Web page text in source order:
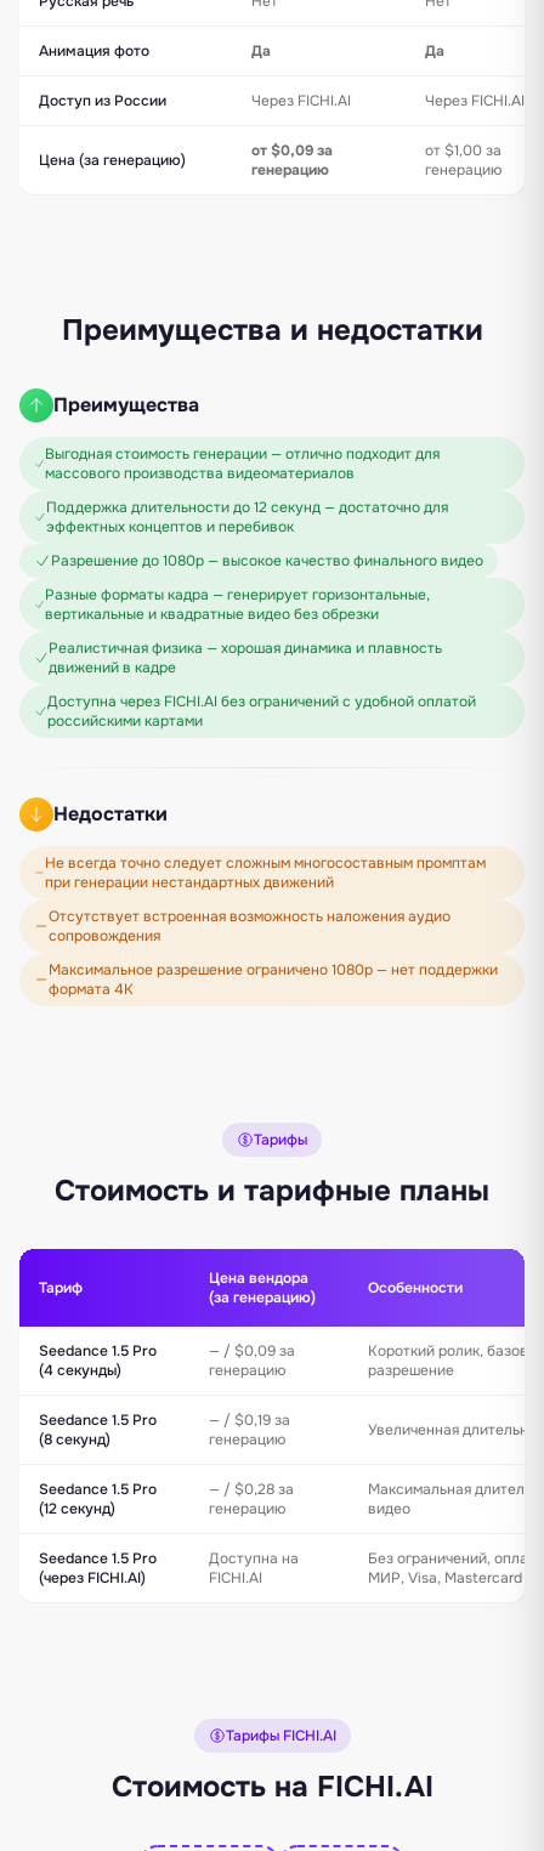
Анимация фото Да Да
Доступ из России Через FICHI.AI Через FICHI.AI
Цена (за генерацию)
от $0,09 за
генерацию
от $1,00 за
генерацию
Преимущества и недостатки
Преимущества
Выгодная стоимость генерации — отлично подходит для
массового производства видеоматериалов
Поддержка длительности до 12 секунд — достаточно для
эффектных концептов и перебивок
Разрешение до 1080p — высокое качество финального видео
Разные форматы кадра — генерирует горизонтальные,
вертикальные и квадратные видео без обрезки
Реалистичная физика — хорошая динамика и плавность
движений в кадре
Доступна через FICHI.AI без ограничений с удобной оплатой
российскими картами
Недостатки
Не всегда точно следует сложным многосоставным промптам
при генерации нестандартных движений
Отсутствует встроенная возможность наложения аудио
сопровождения
Максимальное разрешение ограничено 1080p — нет поддержки
формата 4K
Тарифы
Стоимость и тарифные планы
Тариф
Цена вендора
(за генерацию)
Особенности
Seedance 1.5 Pro
(4 секунды)
— / $0,09 за
генерацию
Короткий ролик, базовое
разрешение
Seedance 1.5 Pro
(8 секунд)
— / $0,19 за
генерацию
Увеличенная
Seedance 1.5 Pro
(12 секунд)
— / $0,28 за
генерацию
Максимальная
видео
Seedance 1.5 Pro
(через FICHI.AI)
Доступна на
FICHI.AI
Без ограничений,
МИР, Visa, Mastercard
Тарифы FICHI.AI
Стоимость на FICHI.AI